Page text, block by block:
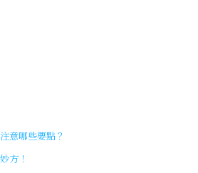
意哪些要點？
方！